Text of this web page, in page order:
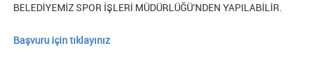
BELEDİYEMİZ SPOR İŞLERİ MÜDÜRLÜĞÜ'NDEN YAPILABİLİR.
Başvuru için tıklayınız